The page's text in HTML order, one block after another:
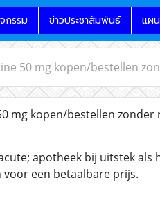
กรรม ข่าวประชาสัมพันธ์ แผ
50 mg kopen/bestellen
mg kopen/bestellen zonder
apotheek bij uitstek
een betaalbare prijs.